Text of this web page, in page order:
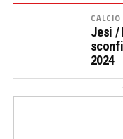
CALCIO
Jesi /
2024